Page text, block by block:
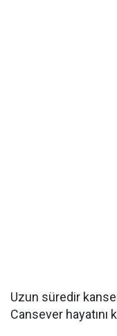
Uzun süredir
Cansever hayatını